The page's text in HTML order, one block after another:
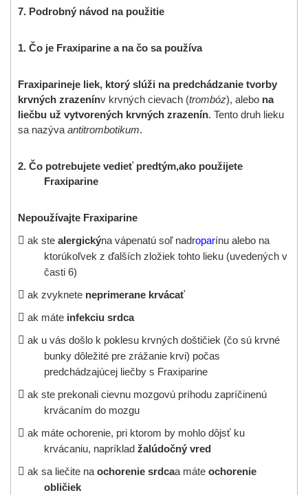
7. Podrobný návod na použitie
1. Čo je Fraxiparine a na čo sa používa
Fraxiparineje liek, ktorý slúži na predchádzanie tvorby
krvných zrazenínv krvných cievach (trombóz), alebo na
liečbu už vytvorených krvných zrazenín. Tento druh lieku
sa nazýva antitrombotikum.
2. Čo potrebujete vedieť predtým,ako použijete
Fraxiparine
Nepoužívajte Fraxiparine
 ak ste alergickýna vápenatú soľ nadroparínu alebo na
ktorúkoľvek z ďalších zložiek tohto lieku (uvedených v
časti 6)
 ak zvyknete neprimerane krvácať
 ak máte infekciu srdca
 ak u vás došlo k poklesu krvných doštičiek (čo sú krvné
bunky dôležité pre zrážanie krvi) počas
predchádzajúcej liečby s Fraxiparine
 ak ste prekonali cievnu mozgovú príhodu zapríčinenú
krvácaním do mozgu
 ak máte ochorenie, pri ktorom by mohlo dôjsť ku
krvácaniu, napríklad žalúdočný vred
 ak sa liečite na ochorenie srdcaa máte ochorenie
obličiek